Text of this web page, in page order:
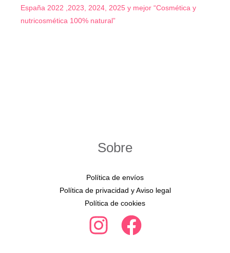
España 2022 ,2023, 2024, 2025 y mejor “Cosmética y
nutricosmética 100% natural”
Sobre
Política de envíos
Política de privacidad y Aviso legal
Política de cookies